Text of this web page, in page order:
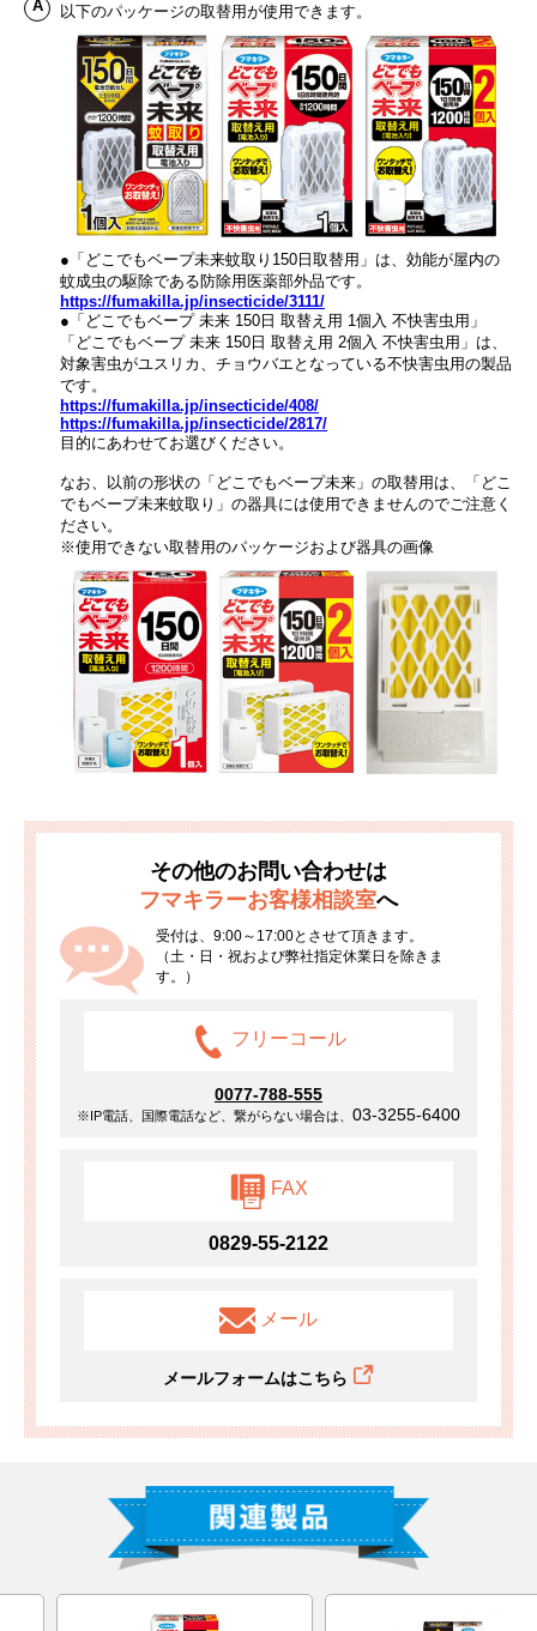
以下のパッケージの取替用が使用できます。
●「どこでもベープ未来蚊取り150日取替用」は、効能が屋内の
蚊成虫の駆除である防除用医薬部外品です。
https://fumakilla.jp/insecticide/3111/
●「どこでもベープ 未来 150日 取替え用 1個入 不快害虫用」
「どこでもベープ 未来 150日 取替え用 2個入 不快害虫用」は、
対象害虫がユスリカ、チョウバエとなっている不快害虫用の製品
です。
https://fumakilla.jp/insecticide/408/
https://fumakilla.jp/insecticide/2817/
目的にあわせてお選びください。
なお、以前の形状の「どこでもベープ未来」の取替用は、「どこ
でもベープ未来蚊取り」の器具には使用できませんのでご注意く
ださい。
※使用できない取替用のパッケージおよび器具の画像
その他のお問い合わせは
フマキラーお客様相談室へ
受付は、9:00～17:00とさせて頂きます。
（土・日・祝および弊社指定休業日を除きま
す。）
フリーコール
0077-788-555
※IP電話、国際電話など、繋がらない場合は、 03-3255-6400
FAX
0829-55-2122
メール
メールフォームはこちら